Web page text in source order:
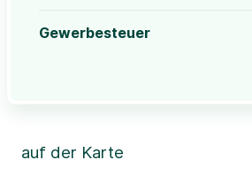
Gewerbesteuer
auf der Karte
Leaflet|©OpenStreetMap, ©CartoDB,